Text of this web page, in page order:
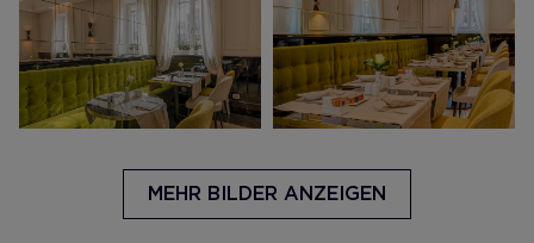
MEHR BILDER ANZEIGEN